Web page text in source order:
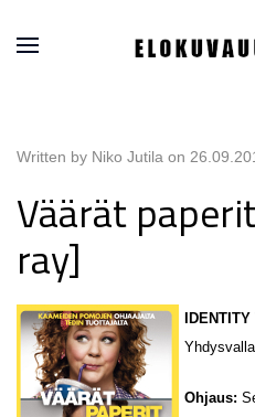
Written by Niko Jutila on
Väärät
ray]
Ohjaus: